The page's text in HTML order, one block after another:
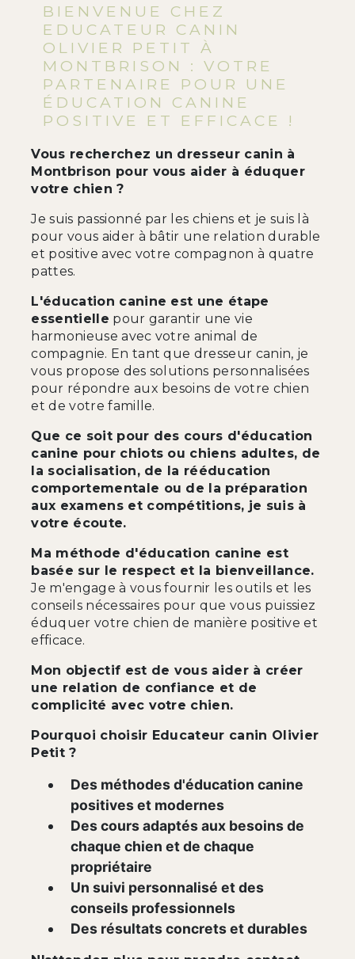
BIENVENUE CHEZ
EDUCATEUR CANIN
OLIVIER PETIT À
MONTBRISON : VOTRE
PARTENAIRE POUR UNE
ÉDUCATION CANINE
POSITIVE ET EFFICACE !
Vous recherchez un dresseur canin à
Montbrison pour vous aider à éduquer
votre chien ?
Je suis passionné par les chiens et je suis là
pour vous aider à bâtir une relation durable
et positive avec votre compagnon à quatre
pattes.
L'éducation canine est une étape
essentielle pour garantir une vie
harmonieuse avec votre animal de
compagnie. En tant que dresseur canin, je
vous propose des solutions personnalisées
pour répondre aux besoins de votre chien
et de votre famille.
Que ce soit pour des cours d'éducation
canine pour chiots ou chiens adultes, de
la socialisation, de la rééducation
comportementale ou de la préparation
aux examens et compétitions, je suis à
votre écoute.
Ma méthode d'éducation canine est
basée sur le respect et la bienveillance.
Je m'engage à vous fournir les outils et les
conseils nécessaires pour que vous puissiez
éduquer votre chien de manière positive et
efficace.
Mon objectif est de vous aider à créer
une relation de confiance et de
complicité avec votre chien.
Pourquoi choisir Educateur canin Olivier
Petit ?
Des méthodes d'éducation canine
positives et modernes
Des cours adaptés aux besoins de
chaque chien et de chaque
propriétaire
Un suivi personnalisé et des
conseils professionnels
Des résultats concrets et durables